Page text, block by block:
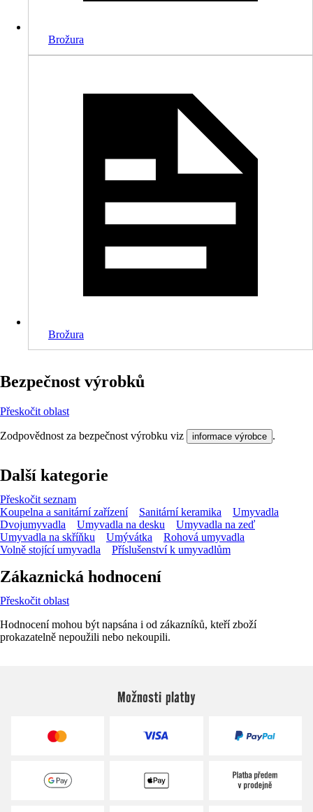
Brožura
Brožura
Bezpečnost výrobků
Přeskočit oblast
Zodpovědnost za bezpečnost výrobku viz informace výrobce .
Další kategorie
Přeskočit seznam
Koupelna a sanitární zařízení
Sanitární keramika
Umyvadla
Dvojumyvadla
Umyvadla na desku
Umyvadla na zeď
Umyvadla na skříňku
Umývátka
Rohová umyvadla
Volně stojící umyvadla
Příslušenství k umyvadlům
Zákaznická hodnocení
Přeskočit oblast
Hodnocení mohou být napsána i od zákazníků, kteří zboží
prokazatelně nepoužili nebo nekoupili.
Možnosti platby